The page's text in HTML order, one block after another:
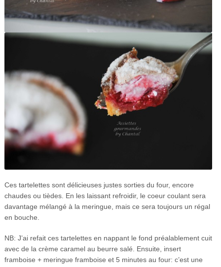
Ces tartelettes sont délicieuses justes sorties du four, encore
chaudes ou tièdes. En les laissant refroidir, le coeur coulant sera
davantage mélangé à la meringue, mais ce sera toujours un régal
en bouche.
NB: J’ai refait ces tartelettes en nappant le fond préalablement cuit
avec de la crème caramel au beurre salé. Ensuite, insert
framboise + meringue framboise et 5 minutes au four: c’est une